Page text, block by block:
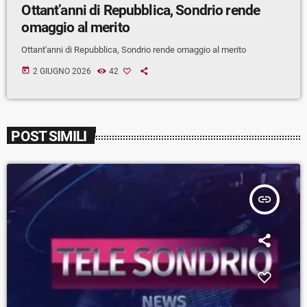
Ottant’anni di Repubblica, Sondrio rende
omaggio al merito
Ottant'anni di Repubblica, Sondrio rende omaggio al merito
today 2 GIUGNO 2026 42
POST SIMILI
insert_link